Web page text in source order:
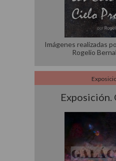
Imágenes realizadas
Rogelio
Exposición.